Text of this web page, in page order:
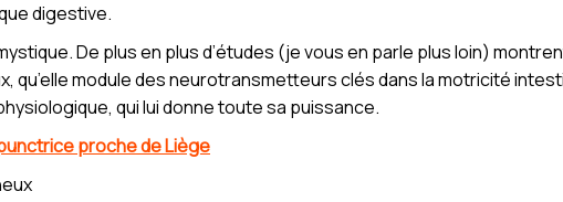
digestive.
De plus en plus d’études (je vous en parle plus loin)
qu’elle module des neurotransmetteurs clés dans la motricité
qui lui donne toute sa puissance.
proche de Liège